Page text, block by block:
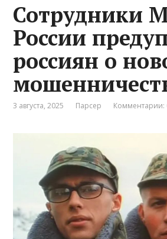
Сотрудники
России
россиян о
3 августа, 2025 Парсер Комментарии: